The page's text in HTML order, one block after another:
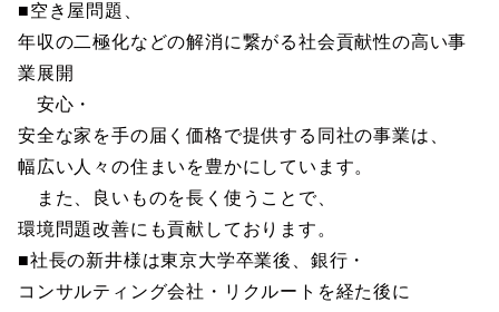
■空き屋問題、
年収の二極化などの解消に繋がる社会貢献性の高い事
業展開
安心・
安全な家を手の届く価格で提供する同社の事業は、
幅広い人々の住まいを豊かにしています。
また、良いものを長く使うことで、
環境問題改善にも貢献しております。
■社長の新井様は東京大学卒業後、銀行・
コンサルティング会社・リクルートを経た後に